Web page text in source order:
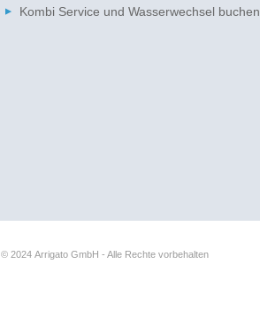
Kombi Service und Wasserwechsel buchen
© 2024 Arrigato GmbH - Alle Rechte vorbehalten